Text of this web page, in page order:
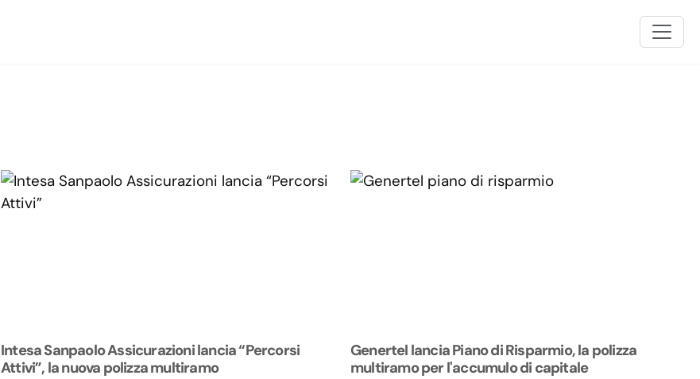
Intesa Sanpaolo Assicurazioni lancia “Percorsi
Attivi”, la nuova polizza multiramo
Genertel lancia Piano di Risparmio, la polizza
multiramo per l'accumulo di capitale